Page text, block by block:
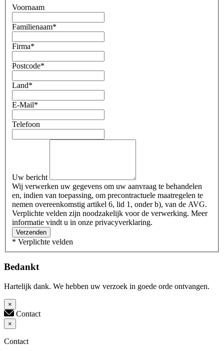
Voornaam
Familienaam*
Firma*
Postcode*
Land*
E-Mail*
Telefoon
Uw bericht
Wij verwerken uw gegevens om uw aanvraag te behandelen
en, indien van toepassing, om precontractuele maatregelen te
nemen overeenkomstig artikel 6, lid 1, onder b), van de AVG.
Verplichte velden zijn noodzakelijk voor de verwerking. Meer
informatie vindt u in onze privacyverklaring.
Verzenden
* Verplichte velden
Bedankt
Hartelijk dank. We hebben uw verzoek in goede orde ontvangen.
×
Contact
×
Contact